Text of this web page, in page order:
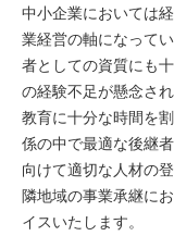
中小企業においては
業経営の軸になって
者としての資質にも
の経験不足が懸念さ
教育に十分な時間を
係の中で最適な後継
向けて適切な人材の
隣地域の事業承継に
イスいたします。